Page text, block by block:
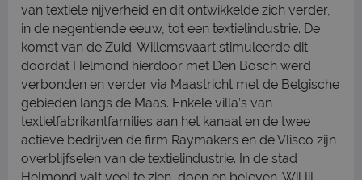
van textiele nijverheid en dit ontwikkelde zich verder,
in de negentiende eeuw, tot een textielindustrie. De
komst van de Zuid-Willemsvaart stimuleerde dit
doordat Helmond hierdoor met Den Bosch werd
verbonden en verder via Maastricht met de Belgische
gebieden langs de Maas. Enkele villa’s van
textielfabrikantfamilies aan het kanaal en de twee
actieve bedrijven de firm Raymakers en de Vlisco zijn
overblijfselen van de textielindustrie. In de stad